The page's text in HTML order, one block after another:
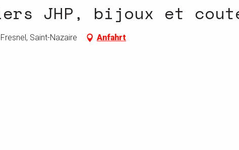
JHP, bijoux et
Saint-Nazaire Anfahrt